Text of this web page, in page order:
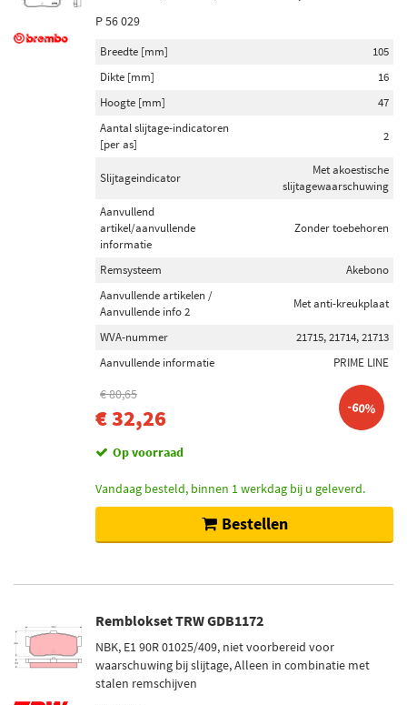
P 56 029
Breedte [mm]
105
Dikte [mm]
16
Hoogte [mm]
47
Aantal slijtage-indicatoren
[per as]
2
Slijtageindicator
Met akoestische
slijtagewaarschuwing
Aanvullend
artikel/aanvullende
informatie
Zonder toebehoren
Remsysteem
Akebono
Aanvullende artikelen /
Aanvullende info 2
Met anti-kreukplaat
WVA-nummer
21715, 21714, 21713
Aanvullende informatie
PRIME LINE
€ 80,65
€ 32,26 -60%
Op voorraad
Vandaag besteld, binnen 1 werkdag bij u geleverd.
Bestellen
Remblokset TRW GDB1172
NBK, E1 90R 01025/409, niet voorbereid voor
waarschuwing bij slijtage, Alleen in combinatie met
stalen remschijven